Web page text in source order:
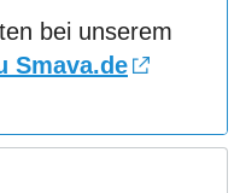
bei unserem
Smava.de